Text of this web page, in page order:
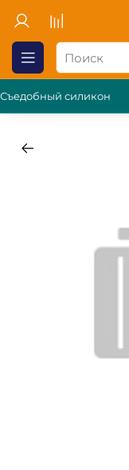
Съедобный силикон